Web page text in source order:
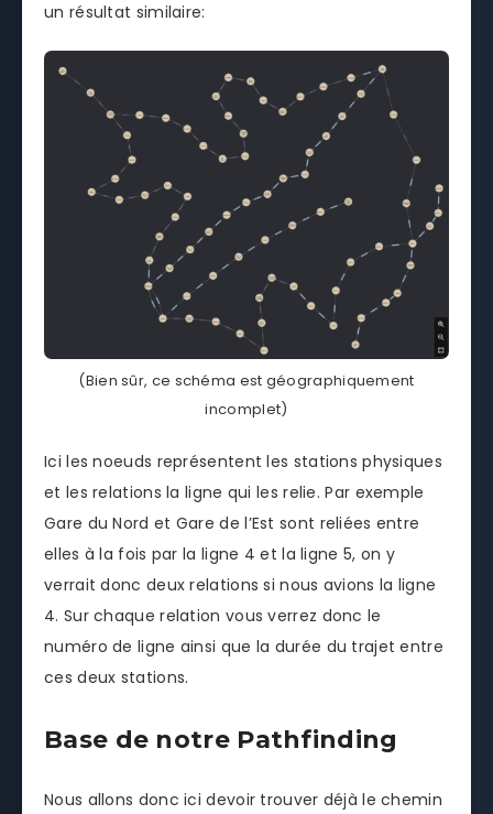
un résultat similaire:
(Bien sûr, ce schéma est géographiquement
incomplet)
Ici les noeuds représentent les stations physiques
et les relations la ligne qui les relie. Par exemple
Gare du Nord et Gare de l’Est sont reliées entre
elles à la fois par la ligne 4 et la ligne 5, on y
verrait donc deux relations si nous avions la ligne
4. Sur chaque relation vous verrez donc le
numéro de ligne ainsi que la durée du trajet entre
ces deux stations.
Base de notre Pathfinding
Nous allons donc ici devoir trouver déjà le chemin